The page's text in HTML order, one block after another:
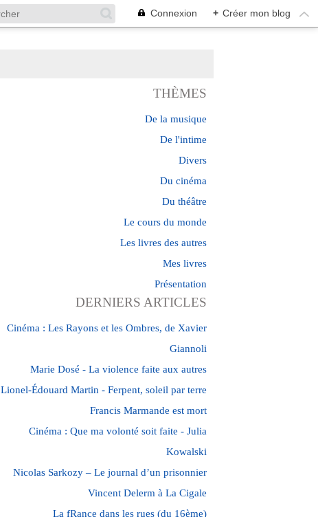
Connexion + Créer mon blog
THÈMES
De la musique
De l'intime
Divers
Du cinéma
Du théâtre
Le cours du monde
Les livres des autres
Mes livres
Présentation
DERNIERS ARTICLES
Cinéma : Les Rayons et les Ombres, de Xavier
Giannoli
Marie Dosé - La violence faite aux autres
Lionel-Édouard Martin - Ferpent, soleil par terre
Francis Marmande est mort
Cinéma : Que ma volonté soit faite - Julia
Kowalski
Nicolas Sarkozy – Le journal d’un prisonnier
Vincent Delerm à La Cigale
La fRance dans les rues (du 16ème)